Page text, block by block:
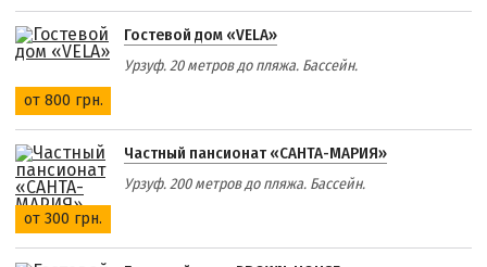
от 800 грн.
Гостевой дом «VELA»
Урзуф. 20 метров до пляжа. Бассейн.
от 300 грн.
Частный пансионат «САНТА-МАРИЯ»
Урзуф. 200 метров до пляжа. Бассейн.